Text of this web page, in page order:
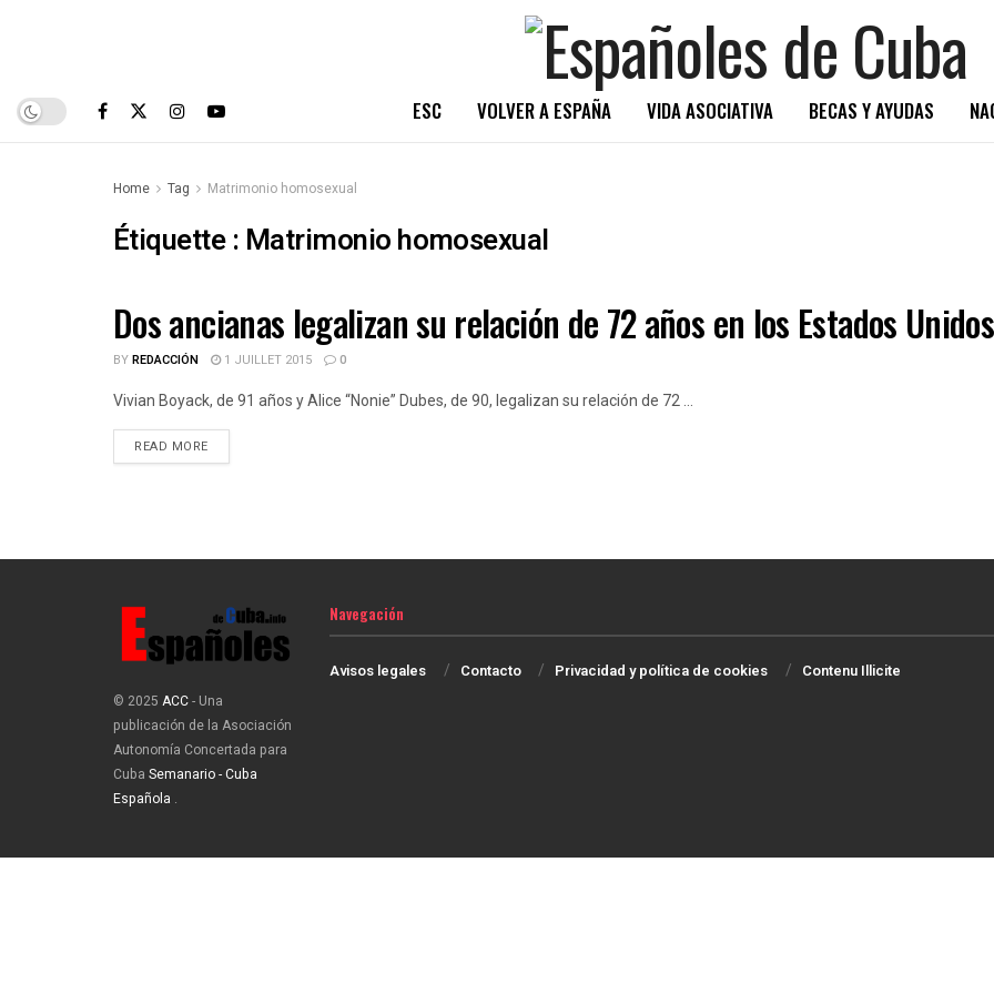
ESC VOLVER A ESPAÑA VIDA ASOCIATIVA BECAS Y AYUDAS
Home Tag Matrimonio homosexual
Étiquette : Matrimonio homosexual
ESPAÑOLES DE CUBA
Dos ancianas legalizan su relación de 72 años en los Estados Unidos
BYREDACCIÓN 1 JUILLET 2015 0
Vivian Boyack, de 91 años y Alice “Nonie” Dubes, de 90, legalizan su relación de 72 ...
READ MOREDETAILS
© 2025 ACC- Una
publicación de la Asociación
Autonomía Concertada para
Cuba Semanario - Cuba
Española .
Navegación
Avisos legales Contacto Privacidad y política de cookies Contenu Illicite